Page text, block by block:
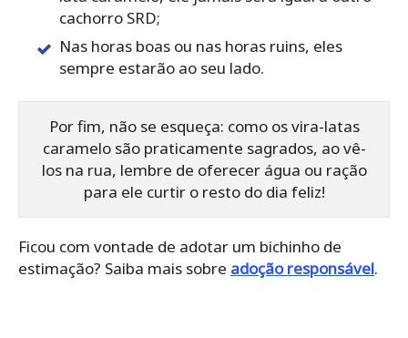
cachorro SRD;
Nas horas boas ou nas horas ruins, eles
sempre estarão ao seu lado.
Por fim, não se esqueça: como os vira-latas
caramelo são praticamente sagrados, ao vê-
los na rua, lembre de oferecer água ou ração
para ele curtir o resto do dia feliz!
Ficou com vontade de adotar um bichinho de
estimação? Saiba mais sobre adoção responsável.